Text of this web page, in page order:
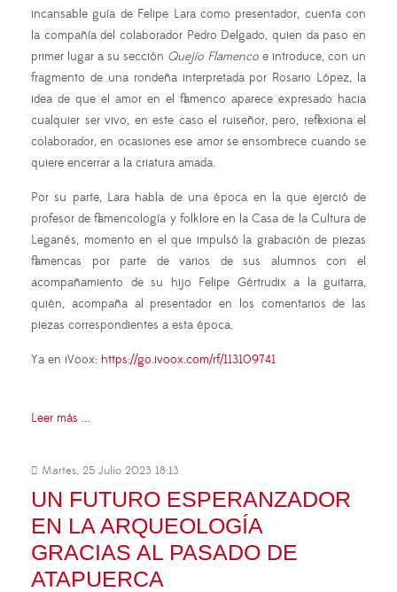
incansable guía de Felipe Lara como presentador, cuenta con
la compañía del colaborador Pedro Delgado, quien da paso en
primer lugar a su sección Quejío Flamenco e introduce, con un
fragmento de una rondeña interpretada por Rosario López, la
idea de que el amor en el flamenco aparece expresado hacia
cualquier ser vivo, en este caso el ruiseñor, pero, reflexiona el
colaborador, en ocasiones ese amor se ensombrece cuando se
quiere encerrar a la criatura amada.
Por su parte, Lara habla de una época en la que ejerció de
profesor de flamencología y folklore en la Casa de la Cultura de
Leganés, momento en el que impulsó la grabación de piezas
flamencas por parte de varios de sus alumnos con el
acompañamiento de su hijo Felipe Gértrudix a la guitarra,
quién, acompaña al presentador en los comentarios de las
piezas correspondientes a esta época.
Ya en iVoox: https://go.ivoox.com/rf/113109741
Leer más ...
Martes, 25 Julio 2023 18:13
UN FUTURO ESPERANZADOR
EN LA ARQUEOLOGÍA
GRACIAS AL PASADO DE
ATAPUERCA